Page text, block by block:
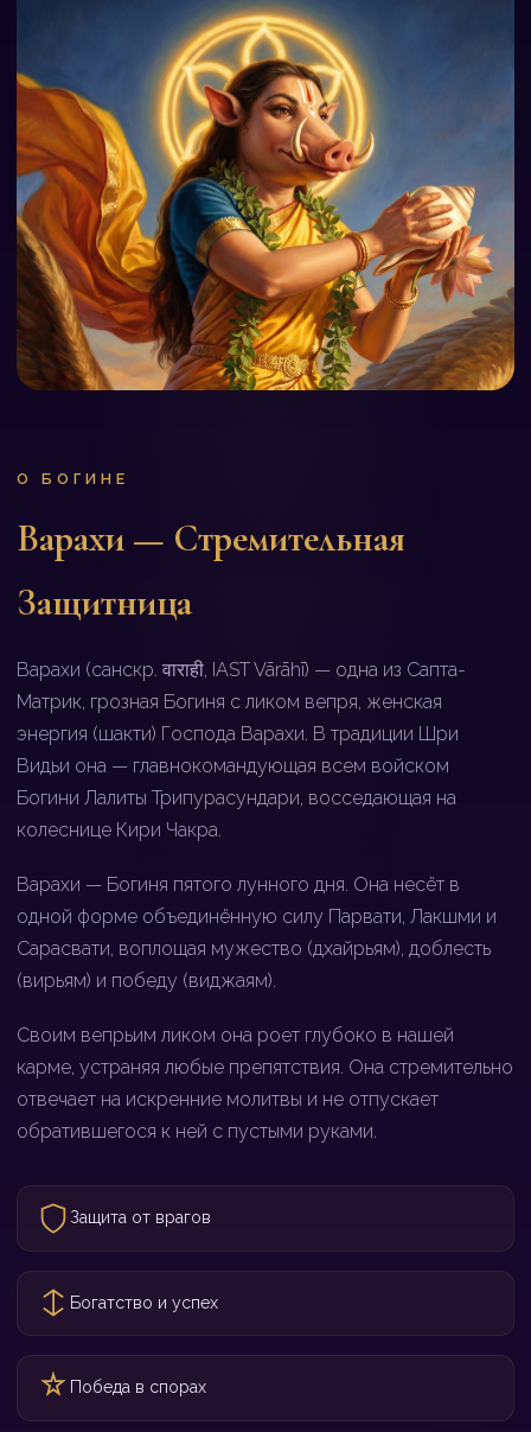
О БОГИНЕ
Варахи — Стремительная
Защитница
Варахи (санскр. वाराही, IAST Vārāhī) — одна из Сапта-
Матрик, грозная Богиня с ликом вепря, женская
энергия (шакти) Господа Варахи. В традиции Шри
Видьи она — главнокомандующая всем войском
Богини Лалиты Трипурасундари, восседающая на
колеснице Кири Чакра.
Варахи — Богиня пятого лунного дня. Она несёт в
одной форме объединённую силу Парвати, Лакшми и
Сарасвати, воплощая мужество (дхайрьям), доблесть
(вирьям) и победу (виджаям).
Своим вепрьим ликом она роет глубоко в нашей
карме, устраняя любые препятствия. Она стремительно
отвечает на искренние молитвы и не отпускает
обратившегося к ней с пустыми руками.
Защита от врагов
Богатство и успех
Победа в спорах